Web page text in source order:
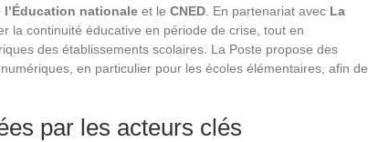
l’Éducation nationale et le CNED . En partenariat avec La
la continuité éducative en période de crise, tout en
des établissements scolaires. La Poste propose des
en particulier pour les écoles élémentaires, afin de
par les acteurs clés